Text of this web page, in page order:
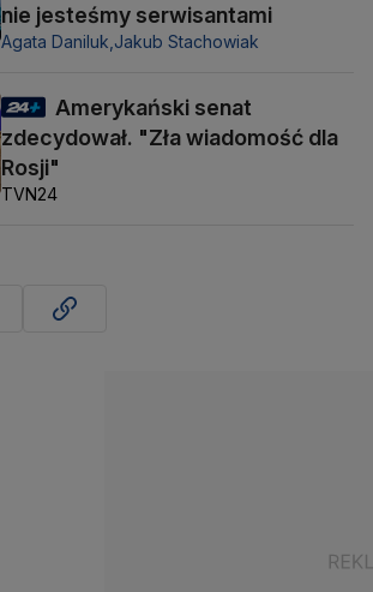
nie jesteśmy serwisantami
Agata Daniluk, Jakub Stachowiak
Amerykański senat
zdecydował. "Zła wiadomość dla
Rosji"
TVN24